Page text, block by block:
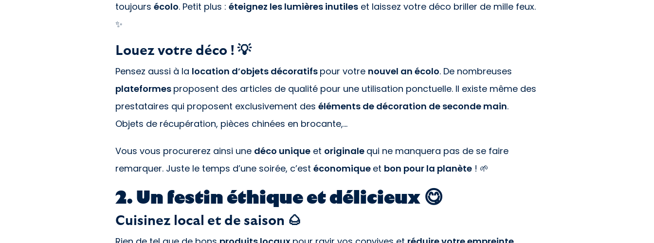
toujours écolo. Petit plus : éteignez les lumières inutiles et laissez votre déco briller de mille feux.
✨
Louez votre déco ! 💡
Pensez aussi à la location d’objets décoratifs pour votre nouvel an écolo. De nombreuses
plateformes proposent des articles de qualité pour une utilisation ponctuelle. Il existe même des
prestataires qui proposent exclusivement des éléments de décoration de seconde main.
Objets de récupération, pièces chinées en brocante,…
Vous vous procurerez ainsi une déco unique et originale qui ne manquera pas de se faire
remarquer. Juste le temps d’une soirée, c’est économique et bon pour la planète ! 🌱
2. Un festin éthique et délicieux 😋
Cuisinez local et de saison 🌰